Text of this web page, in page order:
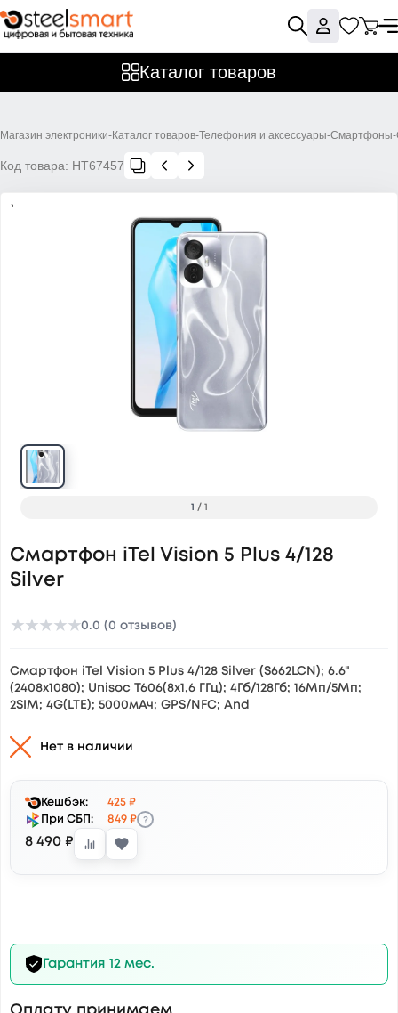
Каталог товаров
Магазин электроники-Каталог товаров-Телефония и аксессуары-Смартфоны-
Код товара: НТ67457
1 / 1
Смартфон iTel Vision 5 Plus 4/128
Silver
★★★★★0.0 (0 отзывов)
Смартфон iTel Vision 5 Plus 4/128 Silver (S662LCN); 6.6"
(2408x1080); Unisoc T606(8x1,6 ГГц); 4Гб/128Гб; 16Мп/5Мп;
2SIM; 4G(LTE); 5000мАч; GPS/NFC; And
Нет в наличии
Кешбэк:
425 ₽
При СБП:
849 ₽ ?
8 490 ₽
Гарантия 12 мес.